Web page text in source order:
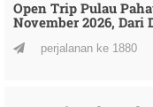
Open Trip Pulau
November 2026, Dari
perjalanan ke 1880